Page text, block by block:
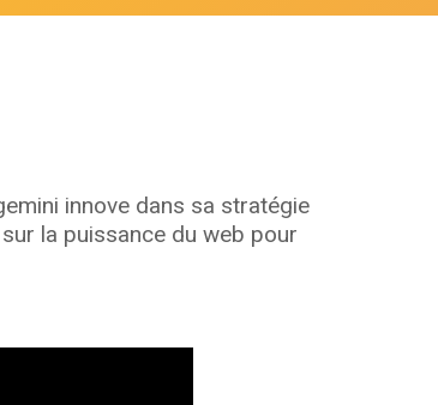
innove dans sa stratégie
la puissance du web pour